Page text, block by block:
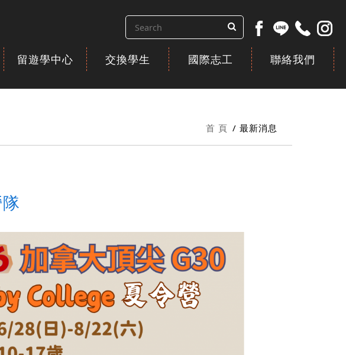
留遊學中心 交換學生 國際志工 聯絡我們
首 頁 最新消息